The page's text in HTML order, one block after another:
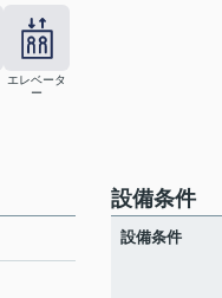
エレベータ
ー
設備条件
設備条件